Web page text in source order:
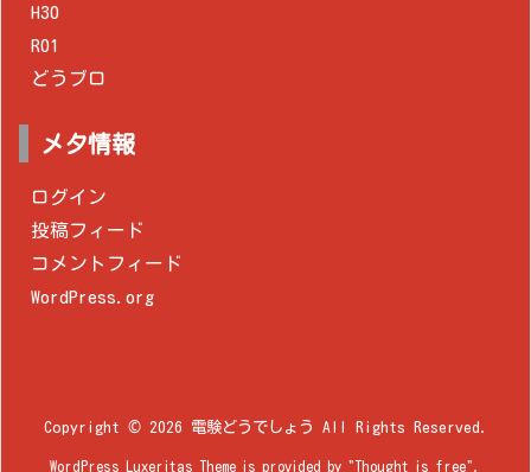
H30
R01
どうブロ
メタ情報
ログイン
投稿フィード
コメントフィード
WordPress.org
Copyright © 2026 電験どうでしょう All Rights Reserved.
WordPress Luxeritas Theme is provided by "Thought is free".